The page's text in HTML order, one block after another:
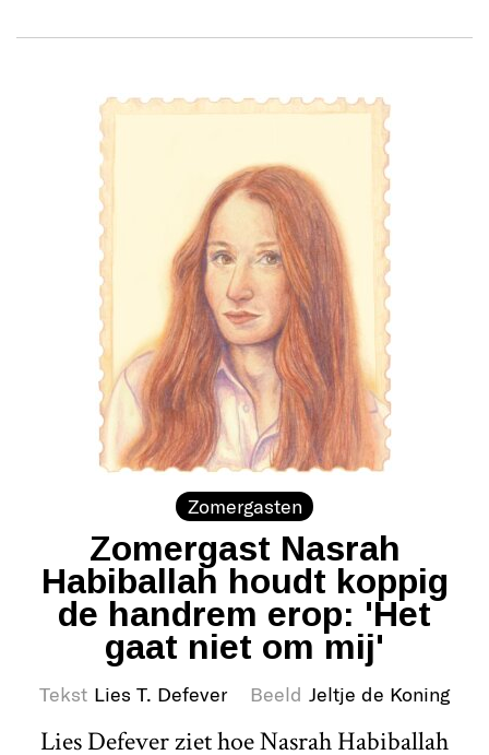
Zomergasten
Zomergast Nasrah
Habiballah houdt koppig
de handrem erop: 'Het
gaat niet om mij'
Tekst Lies T. Defever Beeld Jeltje de Koning
Lies Defever ziet hoe Nasrah Habiballah